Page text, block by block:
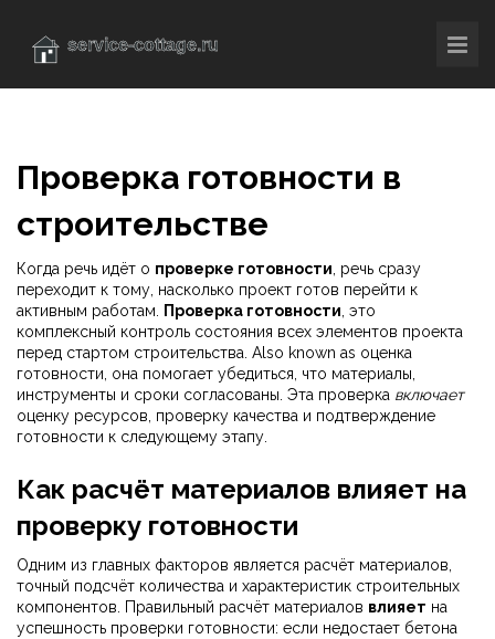
Проверка готовности в
строительстве
Когда речь идёт о проверке готовности , речь сразу
переходит к тому, насколько проект готов перейти к
активным работам.
Проверка готовности это
комплексный контроль состояния всех элементов проекта
перед стартом строительства . Also known as оценка
готовности , она помогает убедиться, что материалы,
инструменты и сроки согласованы. Эта проверка включает
оценку ресурсов, проверку качества и подтверждение
готовности к следующему этапу.
Как расчёт материалов влияет на
проверку готовности
Одним из главных факторов является расчёт материалов
точный подсчёт количества и характеристик строительных
компонентов . Правильный расчёт материалов влияет на
успешность проверки готовности: если недостает бетона